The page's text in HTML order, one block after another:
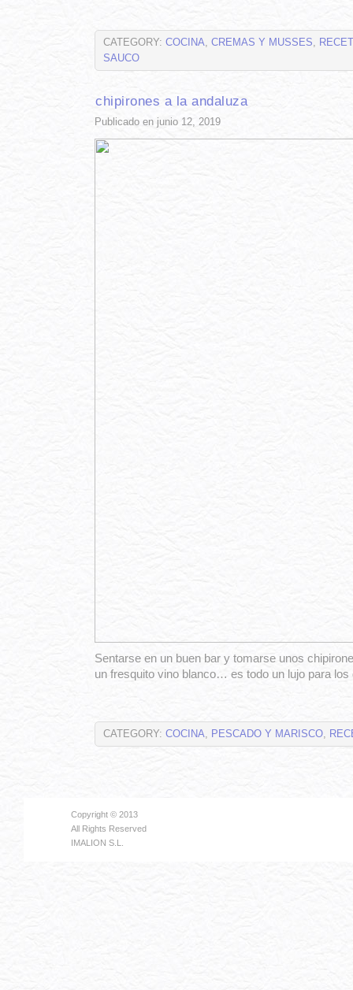
CATEGORY: COCINA, CREMAS Y MUSSES,
SAUCO
chipirones a la andaluza
Publicado en junio 12, 2019
Sentarse en un buen bar y tomarse unos
un fresquito vino blanco… es todo un lujo para los
CATEGORY: COCINA, PESCADO Y MARISCO,
Copyright © 2013
All Rights Reserved
IMALION S.L.